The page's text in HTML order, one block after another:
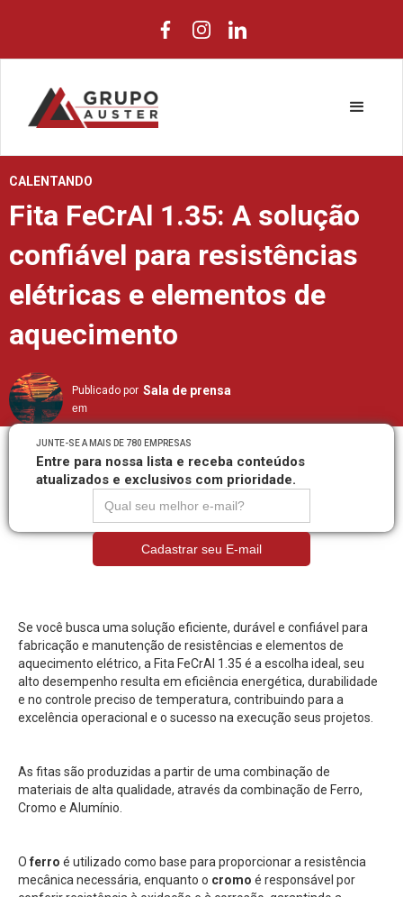
CALENTANDO
Fita FeCrAl 1.35: A solução
confiável para resistências
elétricas e elementos de
aquecimento
Publicado por Sala de prensa
em
JUNTE-SE A MAIS DE 780 EMPRESAS
Entre para nossa lista e receba conteúdos
atualizados e exclusivos com prioridade.
Se você busca uma solução eficiente, durável e confiável para
fabricação e manutenção de resistências e elementos de
aquecimento elétrico, a Fita FeCrAl 1.35 é a escolha ideal, seu
alto desempenho resulta em eficiência energética, durabilidade
e no controle preciso de temperatura, contribuindo para a
excelência operacional e o sucesso na execução seus projetos.
As fitas são produzidas a partir de uma combinação de
materiais de alta qualidade, através da combinação de Ferro,
Cromo e Alumínio.
O ferro é utilizado como base para proporcionar a resistência
mecânica necessária, enquanto o cromo é responsável por